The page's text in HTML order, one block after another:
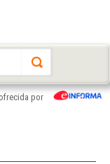
por